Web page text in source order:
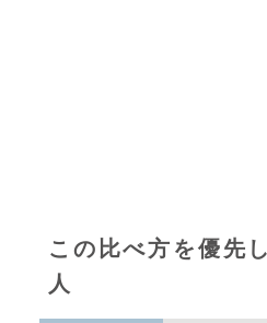
この比べ方を優先
人